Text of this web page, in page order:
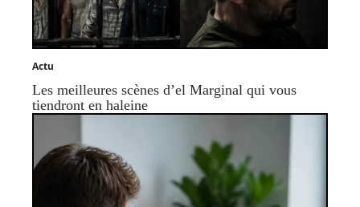
Actu
Les meilleures scènes d’el Marginal qui vous
tiendront en haleine